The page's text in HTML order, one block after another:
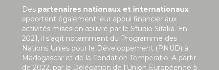
Des partenaires nationaux et internationaux
apportent également leur appui financier aux
activités mises en œuvre par le Studio Sifaka. En
2021, il s’agit notamment du Programme des
Nations Unies pour le Développement (PNUD) à
Madagascar et de la Fondation Temperatio. A partir
de 2022, par la Délégation de l’Union Européenne à